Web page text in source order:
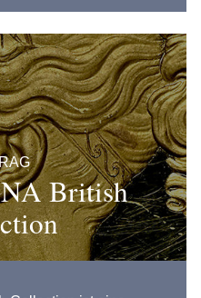
British